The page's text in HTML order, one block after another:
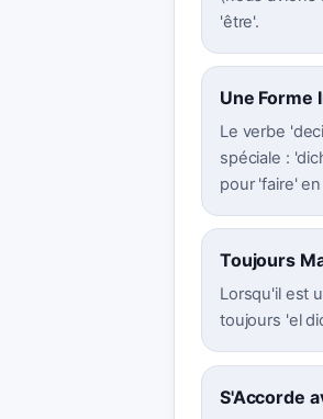
'être'.
Une Forme
Le verbe
spéciale :
pour 'faire'
Toujours
Lorsqu'il est
toujours 'el
S'Accorde